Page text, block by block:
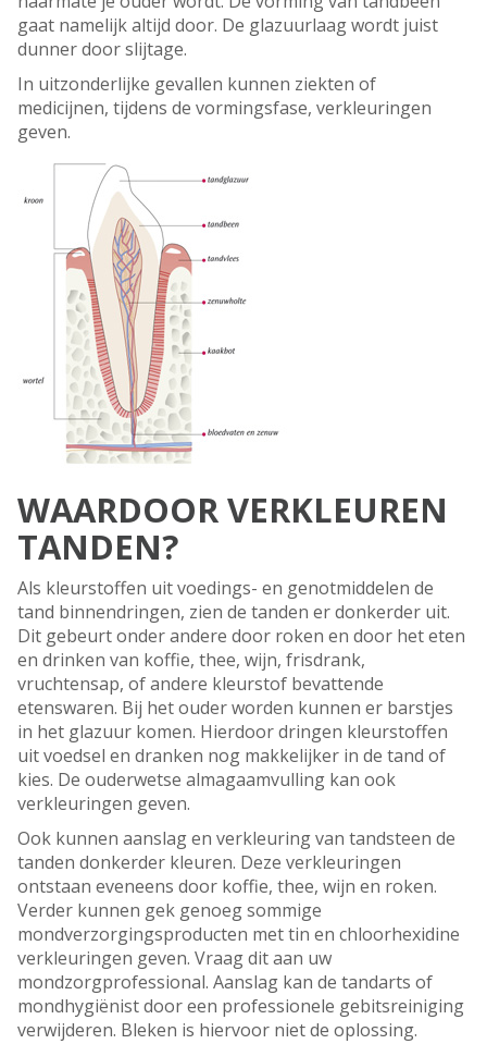
gaat namelijk altijd door. De glazuurlaag wordt juist
dunner door slijtage.
In uitzonderlijke gevallen kunnen ziekten of
medicijnen, tijdens de vormingsfase, verkleuringen
geven.
WAARDOOR VERKLEUREN
TANDEN?
Als kleurstoffen uit voedings- en genotmiddelen de
tand binnendringen, zien de tanden er donkerder uit.
Dit gebeurt onder andere door roken en door het eten
en drinken van koffie, thee, wijn, frisdrank,
vruchtensap, of andere kleurstof bevattende
etenswaren. Bij het ouder worden kunnen er barstjes
in het glazuur komen. Hierdoor dringen kleurstoffen
uit voedsel en dranken nog makkelijker in de tand of
kies. De ouderwetse almagaamvulling kan ook
verkleuringen geven.
Ook kunnen aanslag en verkleuring van tandsteen de
tanden donkerder kleuren. Deze verkleuringen
ontstaan eveneens door koffie, thee, wijn en roken.
Verder kunnen gek genoeg sommige
mondverzorgingsproducten met tin en chloorhexidine
verkleuringen geven. Vraag dit aan uw
mondzorgprofessional. Aanslag kan de tandarts of
mondhygiënist door een professionele gebitsreiniging
verwijderen. Bleken is hiervoor niet de oplossing.